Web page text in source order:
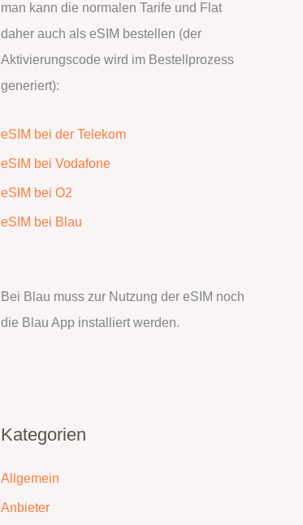
man kann die normalen Tarife und Flat
daher auch als eSIM bestellen (der
Aktivierungscode wird im Bestellprozess
generiert):
eSIM bei der Telekom
eSIM bei Vodafone
eSIM bei O2
eSIM bei Blau
Bei Blau muss zur Nutzung der eSIM noch
die Blau App installiert werden.
Kategorien
Allgemein
Anbieter